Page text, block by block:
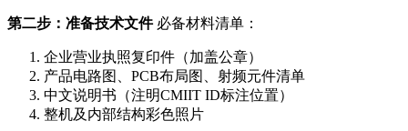
第二步：准备技术文件必备材料清单：
企业营业执照复印件（加盖公章）
产品电路图、PCB布局图、射频元件清单
中文说明书（注明CMIIT ID标注位置）
整机及内部结构彩色照片